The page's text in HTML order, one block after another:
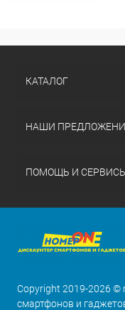
КАТАЛОГ
НАШИ
ПОМОЩЬ И
Copyright 2019-2026 ©
смартфонов и